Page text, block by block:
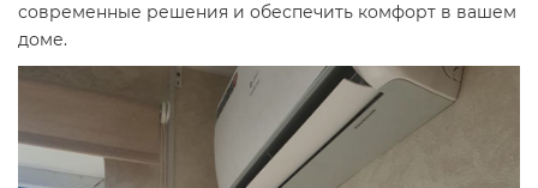
современные решения и обеспечить комфорт в вашем
доме.